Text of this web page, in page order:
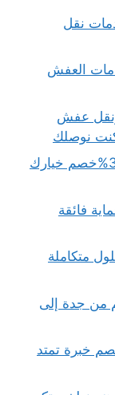
خدمات نقل
لخدمات العفش
عفش
سيارات نقل عفش بالمدينة المنورة بـ30%خصم خيارك
بـ35%خصم حماية فائقة
حلول متكاملة
ينبع بـ35%خصم من جدة إلى
اثاث بالمدينة بـ35%خصم خبرة تمتد